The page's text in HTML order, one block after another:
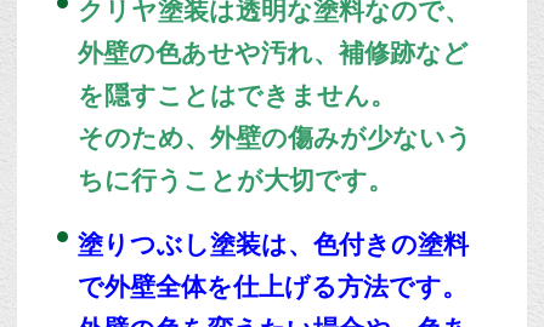
クリヤ塗装は透明な塗料なので、
外壁の色あせや汚れ、補修跡など
を隠すことはできません。
そのため、外壁の傷みが少ないう
ちに行うことが大切です。
塗りつぶし塗装は、色付きの塗料
で外壁全体を仕上げる方法です。